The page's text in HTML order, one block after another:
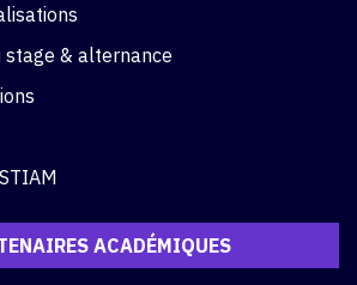
stage & alternance
ACADÉMIQUES